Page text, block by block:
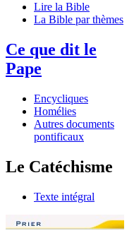
Lire la Bible
La Bible par thèmes
Ce que dit le
Pape
Encycliques
Homélies
Autres documents
pontificaux
Le Catéchisme
Texte intégral